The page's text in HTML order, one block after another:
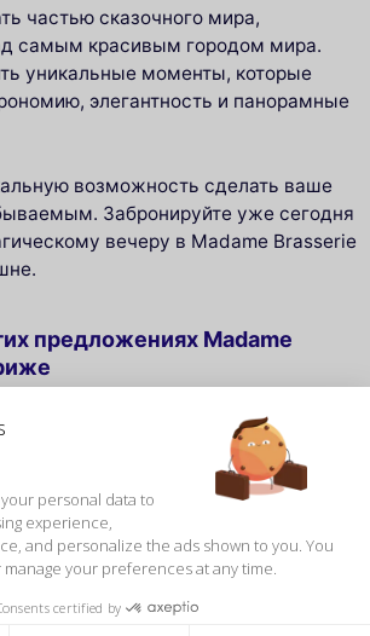
personal data to
experience,
and personalize the ads shown to you. You
your preferences at any time.
certified by
частью сказочного мира,
самым красивым городом мира.
уникальные моменты, которые
элегантность и панорамные
возможность сделать ваше
Забронируйте уже сегодня
вечеру в Madame Brasserie
предложениях Madame
рождественский обед 24 и 25
подходящий для того, чтобы
семьей или друзьями в дневное
года наш ресторан встречает
ужины, которые сочетают
с панорамными видами на
— это новая возможность